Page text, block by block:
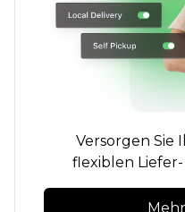
Versorgen Sie
flexiblen